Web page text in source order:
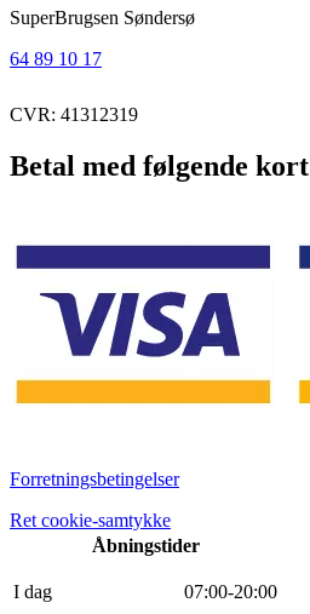
SuperBrugsen Søndersø
64 89 10 17
CVR: 41312319
Betal med følgende kort
Forretningsbetingelser
Ret cookie-samtykke
Åbningstider
I dag 07:00-20:00